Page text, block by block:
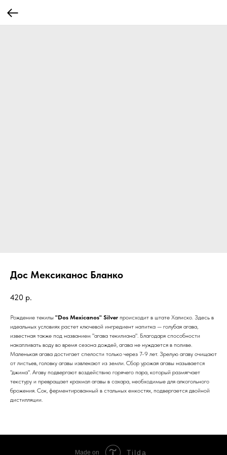
Дос Мексиканос Бланко
420 р.
Рождение текилы "Dos Mexicanos" Silver происходит в штате Халиско. Здесь в
идеальных условиях растет ключевой ингредиент напитка — голубая агава,
известная также под названием "агава текилиана". Благодаря способности
накапливать воду во время сезона дождей, агава не нуждается в поливе.
Маленькая агава достигает спелости только через 7-9 лет. Зрелую агаву очищают
от листьев, головку агавы извлекают из земли. Сбор урожая агавы называется
"джима". Агаву подвергают воздействию горячего пара, который размягчает
текстуру и превращает крахмал агавы в сахара, необходимые для алкогольного
брожения. Сок, ферментированный в стальных емкостях, подвергается двойной
дистилляции.
Made on Tilda